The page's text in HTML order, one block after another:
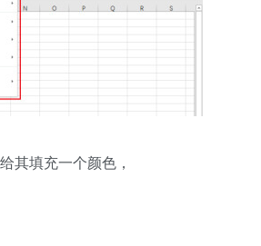
其填充一个颜色，